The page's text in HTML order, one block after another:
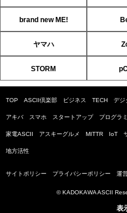
brand new ME!
ヤマハ
STORM
TOP ASCII倶楽部 ビジネス TECH デジ
アキバ スマホ スタートアップ プログラ
家電ASCII アスキーグルメ MITTR IoT
地方活性
サイトポリシー プライバシーポリシー 運
© KADOKAWA ASCII
表